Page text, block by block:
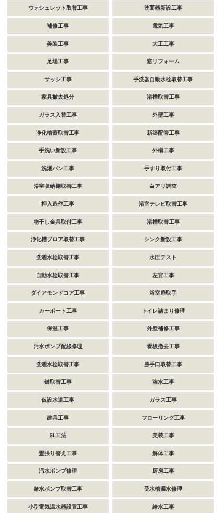
ウォシュレット取替工事 洗面器新設工事
補修工事 電気工事
美装工事 大工工事
足場工事 窓リフォーム
サッシ工事 手洗器自動水栓取替工事
家具撤去処分 浴槽取替工事
ガラス入替工事 外壁工事
浄化槽蓋取替工事 新築配管工事
手洗い新設工事 外構工事
洗濯パン工事 手すり取付工事
浴室収納棚取替工事 白アリ調査
押入造作工事 浴室テレビ取替工事
物干し金具取付工事 浴槽取替工事
浄化槽ブロア取替工事 シンク新設工事
洗濯水栓取替工事 水圧テスト
自動水栓取替工事 左官工事
ダイアモンドコア工事 浴室扉取手
カーポート工事 トイレ詰まり修理
保温工事 外壁補修工事
汚水ポンプ配線修理 看板撤去工事
洗濯水栓取替工事 勝手口取替工事
鍵取替工事 潅水工事
仮設水道工事 ガラス工事
建具工事 フローリング工事
GL工法 美装工事
畳張り替え工事 解体工事
汚水ポンプ修理 厨房工事
給水ポンプ取替工事 受水槽漏水修理
小型電気温水器設置工事 給水工事